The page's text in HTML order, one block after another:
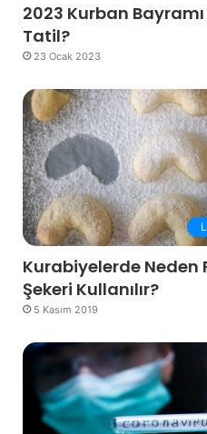
2023 Kurban
Tatil?
23 Ocak 2023
Kurabiyelerde Neden
Şekeri Kullanılır?
5 Kasım 2019